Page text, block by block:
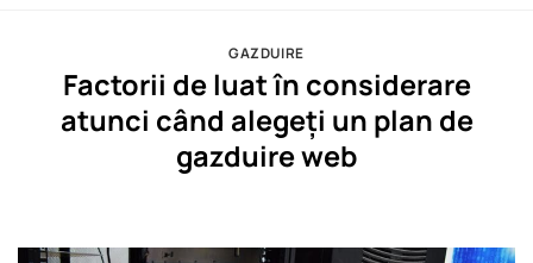
GAZDUIRE
Factorii de luat în considerare
atunci când alegeți un plan de
gazduire web